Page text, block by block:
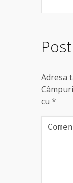
Adresa
cu *